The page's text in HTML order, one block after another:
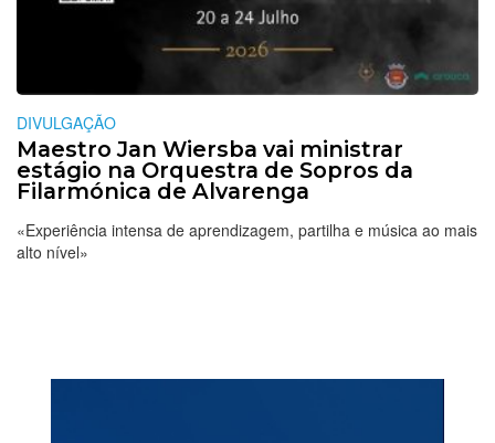
DIVULGAÇÃO
Maestro Jan Wiersba vai ministrar
estágio na Orquestra de Sopros da
Filarmónica de Alvarenga
«Experiência intensa de aprendizagem, partilha e música ao mais
alto nível»